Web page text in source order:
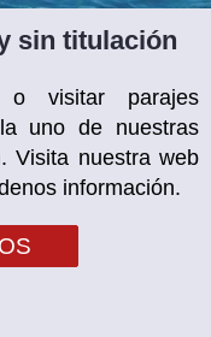
sin titulación
o visitar parajes
uno de nuestras
Visita nuestra web
información.